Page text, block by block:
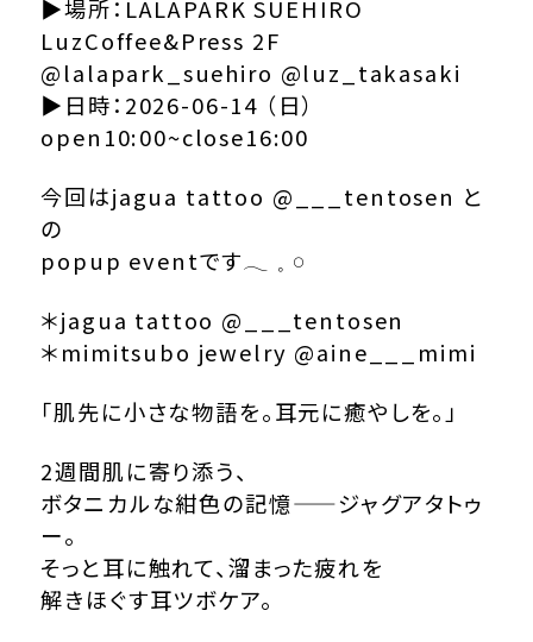
▶︎場所：LALAPARK SUEHIRO
LuzCoffee&Press 2F
@lalapark_suehiro @luz_takasaki
▶︎日時：2026-06-14 （日）
open10:00~close16:00
今回はjagua tattoo @___tentosen と
の
popup eventです𓂃 𓈒 𓏸
＊jagua tattoo @___tentosen
＊mimitsubo jewelry @aine___mimi
「肌先に小さな物語を。耳元に癒やしを。」
2週間肌に寄り添う、
ボタニカルな紺色の記憶——ジャグアタトゥ
ー。
そっと耳に触れて、溜まった疲れを
解きほぐす耳ツボケア。